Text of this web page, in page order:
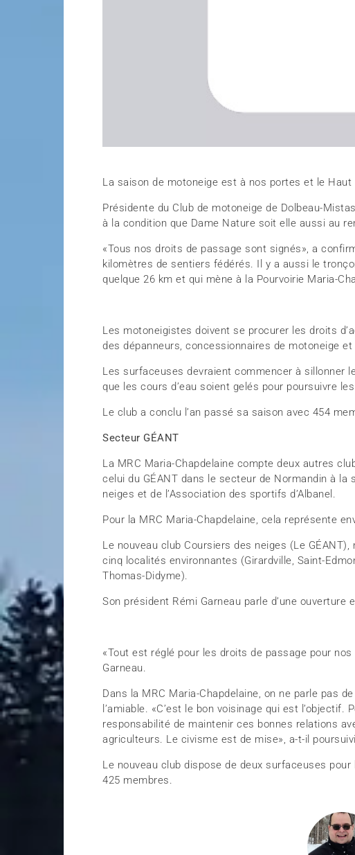
La saison de motoneige est à nos portes et le Haut
Présidente du Club de motoneige de Dolbeau-
à la condition que Dame Nature soit elle aussi au
«Tous nos droits de passage sont signés», a
kilomètres de sentiers fédérés. Il y a aussi le
quelque 26 km et qui mène à la Pourvoirie Maria-
Les motoneigistes doivent se procurer les droits
des dépanneurs, concessionnaires de motoneige
Les surfaceuses devraient commencer à sillonner
que les cours d’eau soient gelés pour poursuivre
Le club a conclu l’an passé sa saison avec 454
Secteur GÉANT
La MRC Maria-Chapdelaine compte deux autres
celui du GÉANT dans le secteur de Normandin à
neiges et de l’Association des sportifs d’Albanel.
Pour la MRC Maria-Chapdelaine, cela représente
Le nouveau club Coursiers des neiges (Le
cinq localités environnantes (Girardville, Saint-
Thomas-Didyme).
Son président Rémi Garneau parle d’une ouverture
«Tout est réglé pour les droits de passage pour
Garneau.
Dans la MRC Maria-Chapdelaine, on ne parle pas
l’amiable. «C’est le bon voisinage qui est
responsabilité de maintenir ces bonnes relations
agriculteurs. Le civisme est de mise», a-t-il
Le nouveau club dispose de deux surfaceuses
425 membres.